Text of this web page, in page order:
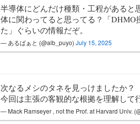
半導体にどんだけ種類・工程があると
体に関わってると思ってる？「
た」ぐらいの情報だぞ。
— あるばぁと (@alb_puyo) July 15, 2025
次なるメシのタネを見っけましたか？
今回は主張の客観的な根拠を理解して
— Mack Ramseyer , not the Prof. at Harvard Univ.